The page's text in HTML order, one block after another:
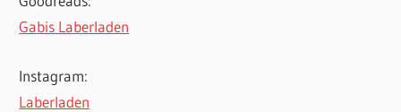
Gabis Laberladen
Instagram:
Laberladen